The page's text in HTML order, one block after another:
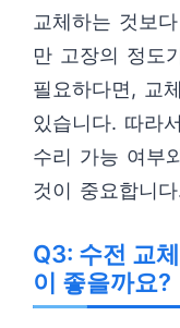
교체하는 것보
만 고장의 정도
필요하다면, 교
있습니다. 따라
수리 가능 여부
것이 중요합니
Q3: 수전 교
이 좋을까요?